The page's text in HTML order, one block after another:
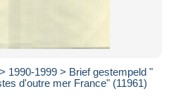
1990-1999 > Brief gestempeld "
d'outre mer France" (11961)